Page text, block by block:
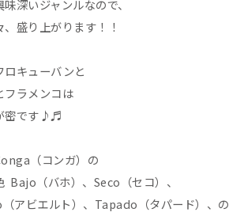
深いジャンルなので、
盛り上がります！！
ロキューバンと
フラメンコは
密です♪♬
（コンガ）の
Bajo（バホ）、Seco（セコ）、
アビエルト）、Tapado（タパード）、の